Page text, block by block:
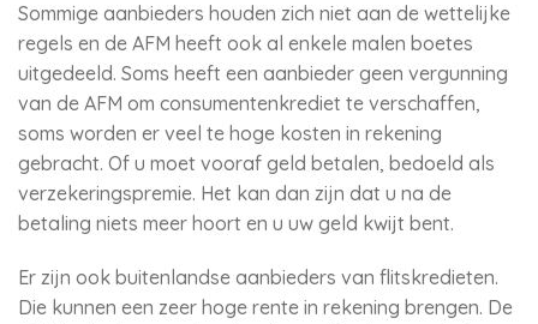
Sommige aanbieders houden zich niet aan de wettelijke
regels en de AFM heeft ook al enkele malen boetes
uitgedeeld. Soms heeft een aanbieder geen vergunning
van de AFM om consumentenkrediet te verschaffen,
soms worden er veel te hoge kosten in rekening
gebracht. Of u moet vooraf geld betalen, bedoeld als
verzekeringspremie. Het kan dan zijn dat u na de
betaling niets meer hoort en u uw geld kwijt bent.
Er zijn ook buitenlandse aanbieders van flitskredieten.
Die kunnen een zeer hoge rente in rekening brengen. De